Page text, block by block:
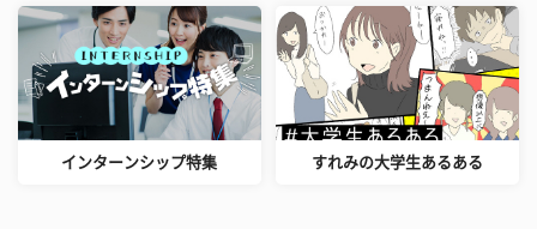
インターンシップ特集 すれみの大学生あるある